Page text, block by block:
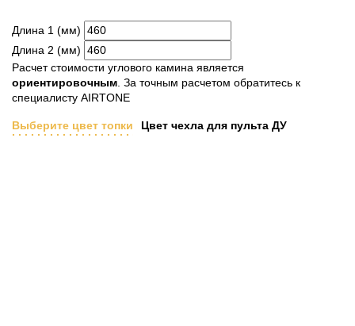
Длина 1 (мм)
Длина 2 (мм)
Расчет стоимости углового камина является
ориентировочным . За точным расчетом обратитесь к
специалисту AIRTONE
Выберите цвет топки Цвет чехла для пульта ДУ